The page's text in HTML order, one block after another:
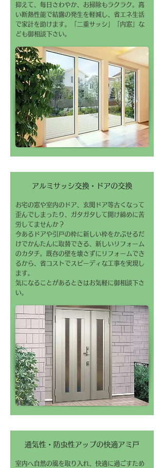
抑えて、毎日さわやか、お掃除もラクラク。高
い断熱性能で結露の発生を軽減し、省エネ生活
で家計を助けます。「二重サッシ」「内窓」な
ども御相談下さい。
アルミサッシ交換・ドアの交換
お宅の窓や室内のドア、玄関ドア等古くなって
歪んでしまったり、ガタガタして開け締めに苦
労してませんか？
今あるドアや引戸の枠に新しい枠をかぶせるだ
けでかんたんに取替できる、新しいリフォーム
のカタチ。既存の壁を壊さずにリフォームでき
るから、省コストでスピーディな工事を実現し
ます。
気になることがあるときはお気軽に御相談下さ
い。
通気性・防虫性アップの快適アミ戸
室内へ自然の風を取り入れ、快適に過ごすため